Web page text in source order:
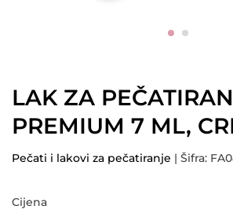
LAK ZA
PREMIUM 7 ML,
Pečati i lakovi za pečatiranje | Šifra:
Cijena